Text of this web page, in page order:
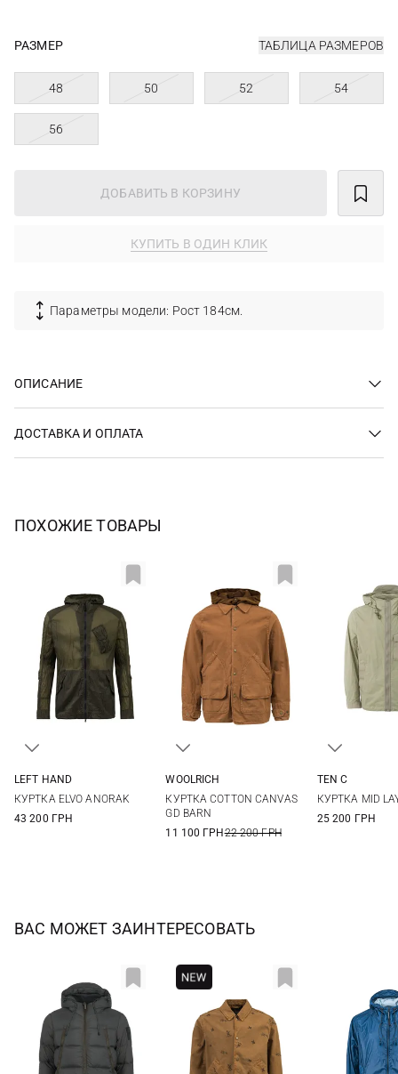
РАЗМЕР ТАБЛИЦА РАЗМЕРОВ
48 50 52 54
56
ДОБАВИТЬ В КОРЗИНУ
КУПИТЬ В ОДИН КЛИК
Параметры модели: Рост 184см.
ОПИСАНИЕ
ДОСТАВКА И ОПЛАТА
ПОХОЖИЕ ТОВАРЫ
LEFT HAND
КУРТКА ELVO ANORAK
43 200 ГРН
WOOLRICH
КУРТКА COTTON CANVAS
GD BARN
11 100 ГРН22 200 ГРН
TEN C
КУРТКА MID
25 200 ГРН
ВАС МОЖЕТ ЗАИНТЕРЕСОВАТЬ